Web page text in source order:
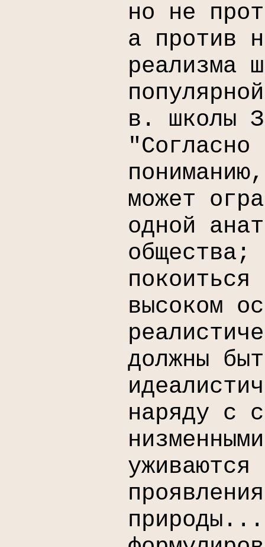
но не
а против
реализма
в. школы
"Согласно
может
одной
общества;
высоком
должны
наряду с
уживаются